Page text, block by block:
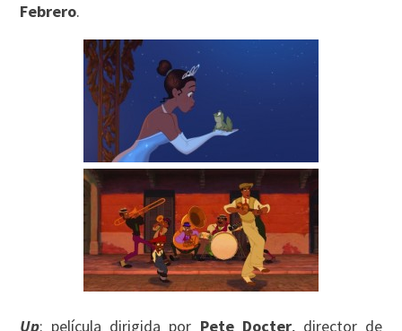
Febrero.
Up: película dirigida por Pete Docter, director de